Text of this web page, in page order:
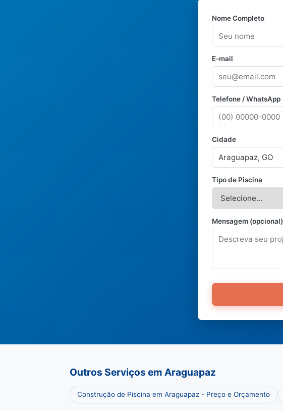
Nome Completo
E-mail
Telefone / WhatsApp
Cidade
Tipo de Piscina
Mensagem (opcional)
Outros Serviços em Araguapaz
Construção de Piscina em Araguapaz - Preço e Orçamento